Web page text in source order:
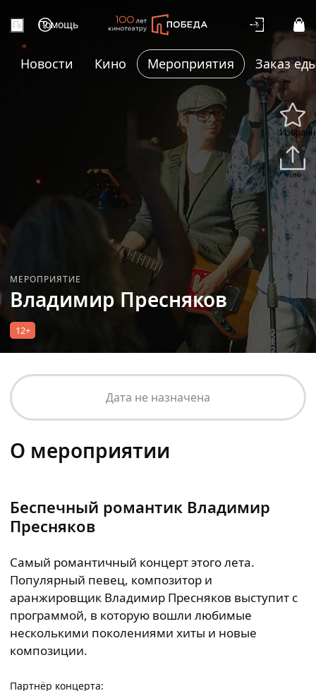
Помощь Войти
Новости Кино Мероприятия Заказ
МЕРОПРИЯТИЕ
Владимир Пресняков
12+
Дата не назначена
О мероприятии
Беспечный романтик Владимир
Пресняков
Cамый романтичный концерт этого лета.
Популярный певец, композитор и
аранжировщик Владимир Пресняков выступит с
программой, в которую вошли любимые
несколькими поколениями хиты и новые
композиции.
Партнёр концерта: